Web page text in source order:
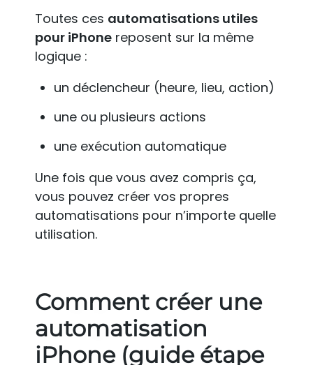
Toutes ces automatisations utiles
pour iPhone reposent sur la même
logique :
un déclencheur (heure, lieu, action)
une ou plusieurs actions
une exécution automatique
Une fois que vous avez compris ça,
vous pouvez créer vos propres
automatisations pour n’importe quelle
utilisation.
Comment créer une
automatisation
iPhone (guide étape